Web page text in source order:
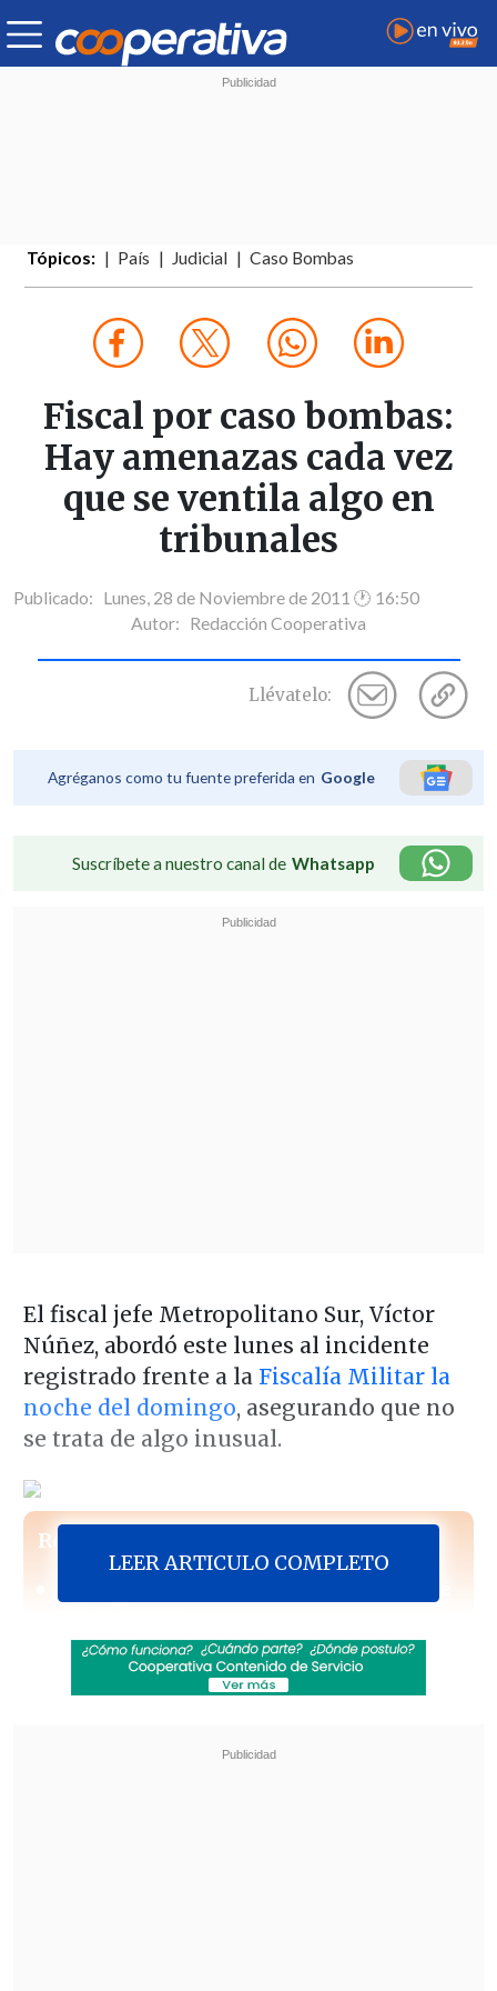
Tópicos: País Judicial Caso Bombas
Fiscal por caso bombas:
Hay amenazas cada vez
que se ventila algo en
tribunales
Publicado: Lunes, 28 de Noviembre de 2011 🕐 16:50
Autor: Redacción Cooperativa
Llévatelo:
Agréganos como tu fuente preferida en Google
Suscríbete a nuestro canal de Whatsapp
El fiscal jefe Metropolitano Sur, Víctor
Núñez, abordó este lunes al incidente
registrado frente a la Fiscalía Militar la
noche del domingo, asegurando que no
se trata de algo inusual.
Revisa también
Kast arribó a Colombia para asistir a la
asunción de Abelardo de la Espriella
"Es habitual en este tipo de audiencias:
LEER ARTICULO COMPLETO